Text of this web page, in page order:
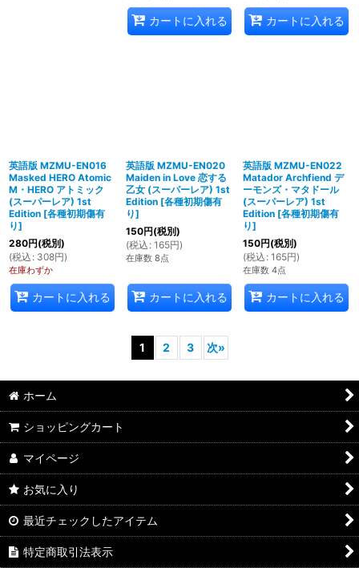
カートに入れる カートに入れる
英語版 MZMU-EN016
Masked HERO Atomic
M・HERO アトミック
(スーパーレア) 1st
Edition [各種初期傷有
り]
280円(税別)
(税込 : 308円)
在庫わずか
カートに入れる
英語版 MZMU-EN020
Maiden in Love 恋する
乙女 (スーパーレア) 1st
Edition [各種初期傷有
り]
150円(税別)
(税込 : 165円)
在庫数 8点
カートに入れる
英語版 MZMU-EN022
Matador Archfiend デ
ーモンズ・マタドール
(スーパーレア) 1st
Edition [各種初期傷有
り]
150円(税別)
(税込 : 165円)
在庫数 4点
カートに入れる
1 2 3 次»
ホーム
ショッピングカート
マイページ
お気に入り
最近チェックしたアイテム
特定商取引法表示